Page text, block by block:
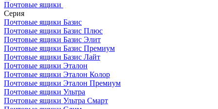
Почтовые ящики
Серия
Почтовые ящики Базис
Почтовые ящики Базис Плюс
Почтовые ящики Базис Элит
Почтовые ящики Базис Премиум
Почтовые ящики Базис Лайт
Почтовые ящики Эталон
Почтовые ящики Эталон Колор
Почтовые ящики Эталон Премиум
Почтовые ящики Ультра
Почтовые ящики Ультра Смарт